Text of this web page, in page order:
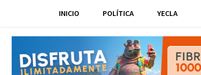
INICIO POLÍTICA YECLA